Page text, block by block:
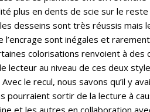
plus en dents de scie sur le
desseins sont très réussis mais
sont inégales et
colorisations renvoient à des
lecteur au niveau de ces deux
le recul, nous savons qu’il y
sortir de la lecture à
et les autres en collaboration